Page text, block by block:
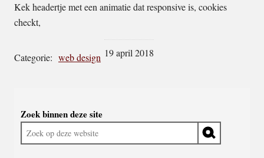
Kek headertje met een animatie dat responsive is, cookies
checkt,
Categorie: web design 19 april 2018
algemeen
Zoek binnen deze site
Zoek
op